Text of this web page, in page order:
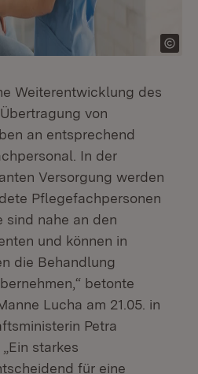
Weiterentwicklung des
von
an entsprechend
In der
Versorgung werden
Pflegefachpersonen
sind nahe an den
und können in
die Behandlung
betonte
Lucha am 21.05. in
Petra
starkes
für eine